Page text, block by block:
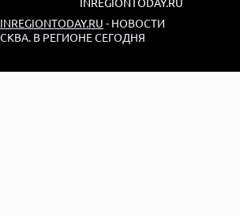
INREGIONTODAY.RU - НОВОСТИ
В РЕГИОНЕ СЕГОДНЯ